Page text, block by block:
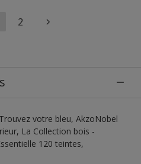
2
votre bleu, AkzoNobel
La Collection bois -
120 teintes,